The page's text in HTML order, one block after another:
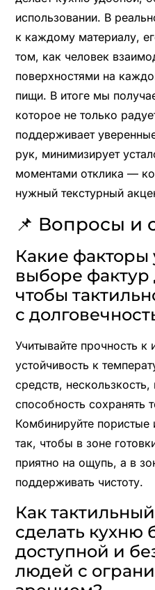
использовании. В
к каждому материалу,
том, как человек
поверхностями на
пищи. В итоге мы
которое не только
поддерживает
рук, минимизирует
моментами отклика —
нужный текстурный
📌 Вопросы и
Какие факторы
выборе фактур
чтобы
с
Учитывайте прочность к
устойчивость к
средств, нескользкость,
способность сохранять
Комбинируйте пористые
так, чтобы в зоне
приятно на ощупь, а в
поддерживать чистоту.
Как
сделать кухню
доступной и
людей с